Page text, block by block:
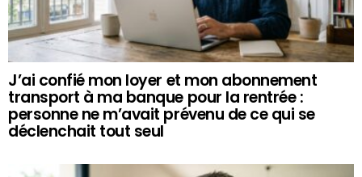
J’ai confié mon loyer et mon abonnement
transport à ma banque pour la rentrée :
personne ne m’avait prévenu de ce qui se
déclenchait tout seul